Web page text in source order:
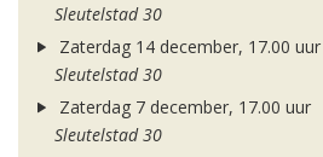
Sleutelstad 30
Zaterdag 14 december, 17.00 uur
Sleutelstad 30
Zaterdag 7 december, 17.00 uur
Sleutelstad 30